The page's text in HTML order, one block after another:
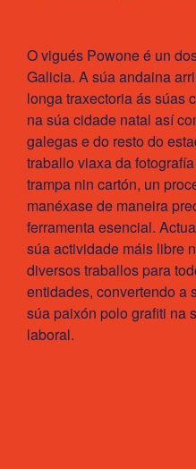
O vigués Powone é un
Galicia. A súa andaina
longa traxectoria ás súas
na súa cidade natal así
galegas e do resto do
traballo viaxa da
trampa nin cartón, un
manéxase de maneira
ferramenta esencial.
súa actividade máis libre
diversos traballos para
entidades, convertendo a
súa paixón polo grafiti na
laboral.